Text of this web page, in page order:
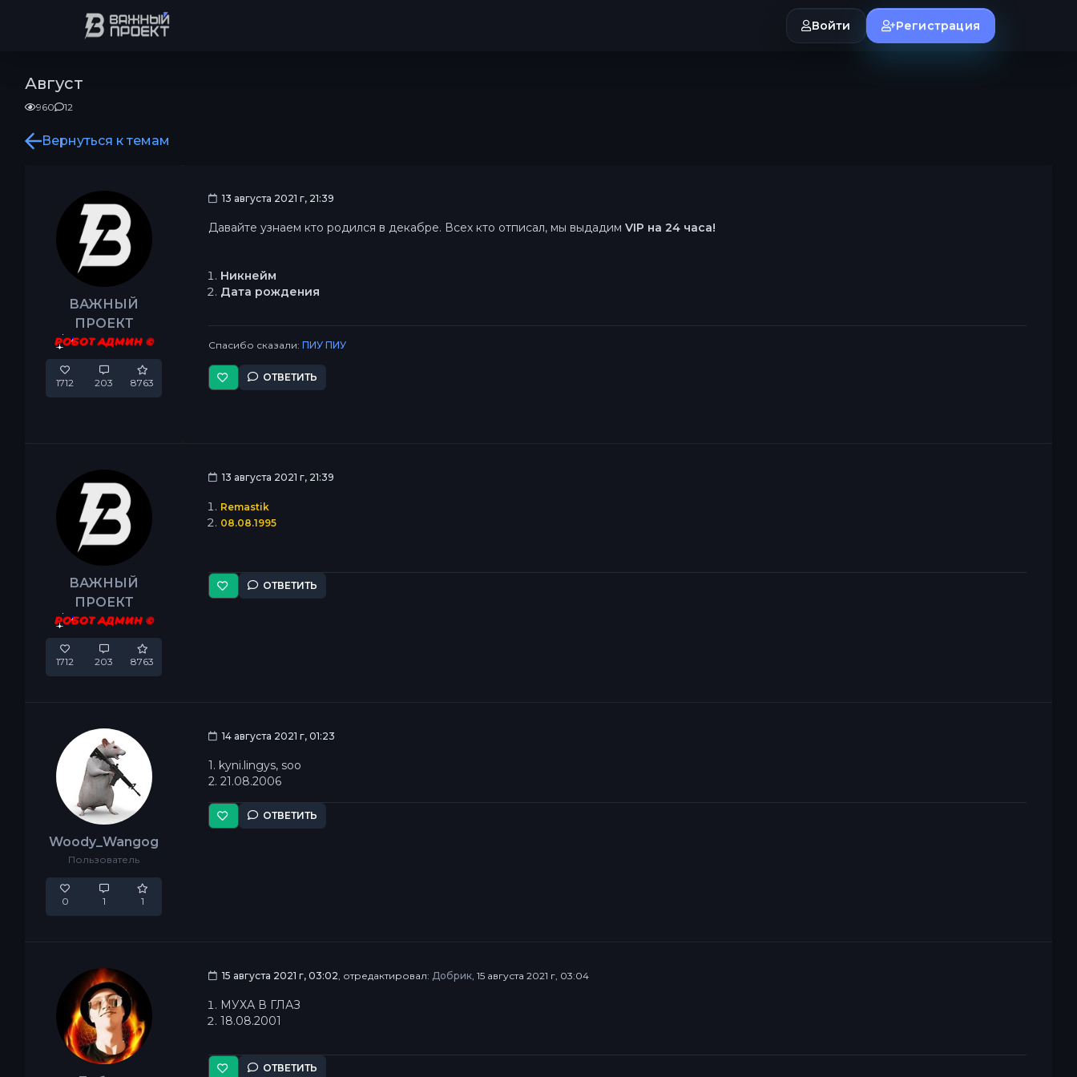
Войти Регистрация
Август
960 12
Вернуться к темам
ВАЖНЫЙ
ПРОЕКТ
РОБОТ АДМИН ©
1712 203 8763
13 августа 2021 г, 21:39
Давайте узнаем кто родился в декабре. Всех кто отписал, мы выдадимVIP на 24 часа!
Никнейм
Дата рождения
Спасибо сказали:ПИУ ПИУ
ОТВЕТИТЬ
ВАЖНЫЙ
ПРОЕКТ
РОБОТ АДМИН ©
1712 203 8763
13 августа 2021 г, 21:39
Remastik
08.08.1995
ОТВЕТИТЬ
Woody_Wangog
Пользователь
0 1 1
14 августа 2021 г, 01:23
1. kyni.lingys, soo
2. 21.08.2006
ОТВЕТИТЬ
15 августа 2021 г, 03:02, отредактировал:Добрик, 15 августа 2021 г, 03:04
МУХА В ГЛАЗ
18.08.2001
ОТВЕТИТЬ